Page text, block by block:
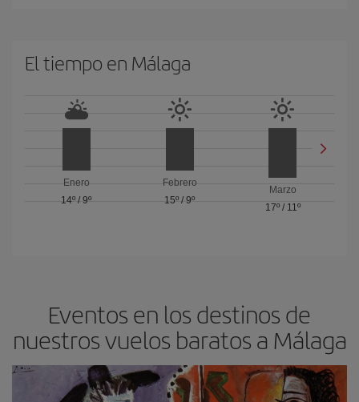
El tiempo en Málaga
Enero
14º /9º
Febrero
15º / 9º
Marzo
17º/ 11º
Eventos en los destinos de
nuestros vuelos baratos a Málaga